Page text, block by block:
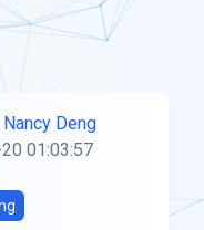
Nancy Deng
01:03:57